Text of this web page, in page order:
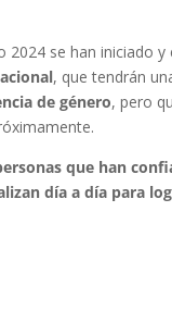
se han iniciado
, que tendrán
de género, pero
que han
día a día para